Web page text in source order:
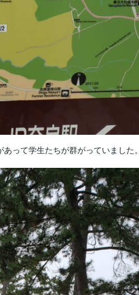
って学生たちが群がっていました。